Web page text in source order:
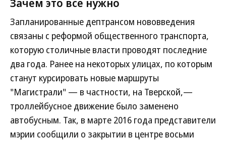
Запланированные дептрансом нововведения
связаны с реформой общественного транспорта,
которую столичные власти проводят последние
два года. Ранее на некоторых улицах, по которым
станут курсировать новые маршруты
"Магистрали" — в частности, на Тверской,—
троллейбусное движение было заменено
автобусным. Так, в марте 2016 года представители
мэрии сообщили о закрытии в центре восьми